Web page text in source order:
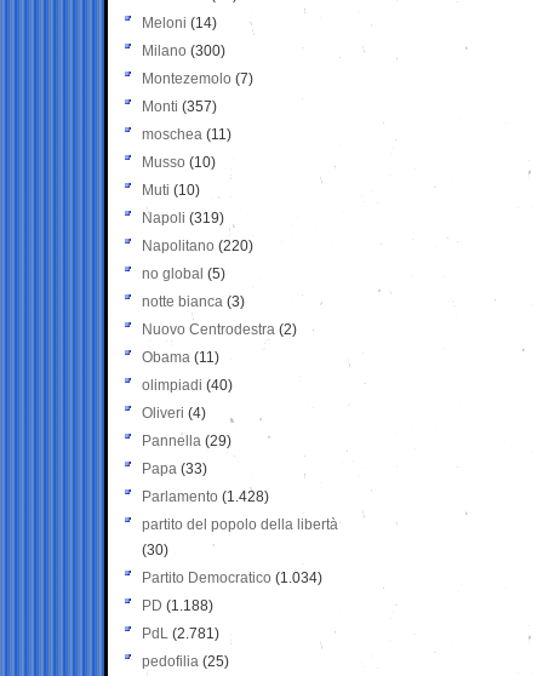
Meloni (14)
Milano (300)
Montezemolo (7)
Monti (357)
moschea (11)
Musso (10)
Muti (10)
Napoli (319)
Napolitano (220)
no global (5)
notte bianca (3)
Nuovo Centrodestra (2)
Obama (11)
olimpiadi (40)
Oliveri (4)
Pannella (29)
Papa (33)
Parlamento (1.428)
partito del popolo della libertà
(30)
Partito Democratico (1.034)
PD (1.188)
PdL (2.781)
pedofilia (25)